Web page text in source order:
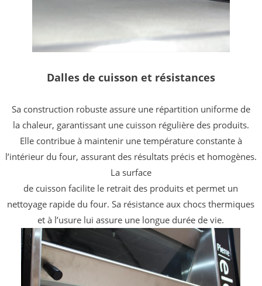
Dalles de cuisson et résistances
Sa construction robuste assure une répartition uniforme de
la chaleur, garantissant une cuisson régulière des produits.
Elle contribue à maintenir une température constante à
l’intérieur du four, assurant des résultats précis et homogènes.
La surface
de cuisson facilite le retrait des produits et permet un
nettoyage rapide du four. Sa résistance aux chocs thermiques
et à l’usure lui assure une longue durée de vie.